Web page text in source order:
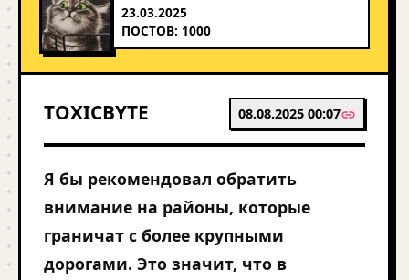
23.03.2025
ПОСТОВ: 1000
TOXICBYTE 08.08.2025 00:07
Я бы рекомендовал обратить
внимание на районы, которые
граничат с более крупными
дорогами. Это значит, что в